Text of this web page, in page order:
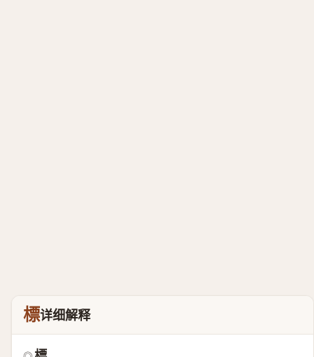
標详细解释